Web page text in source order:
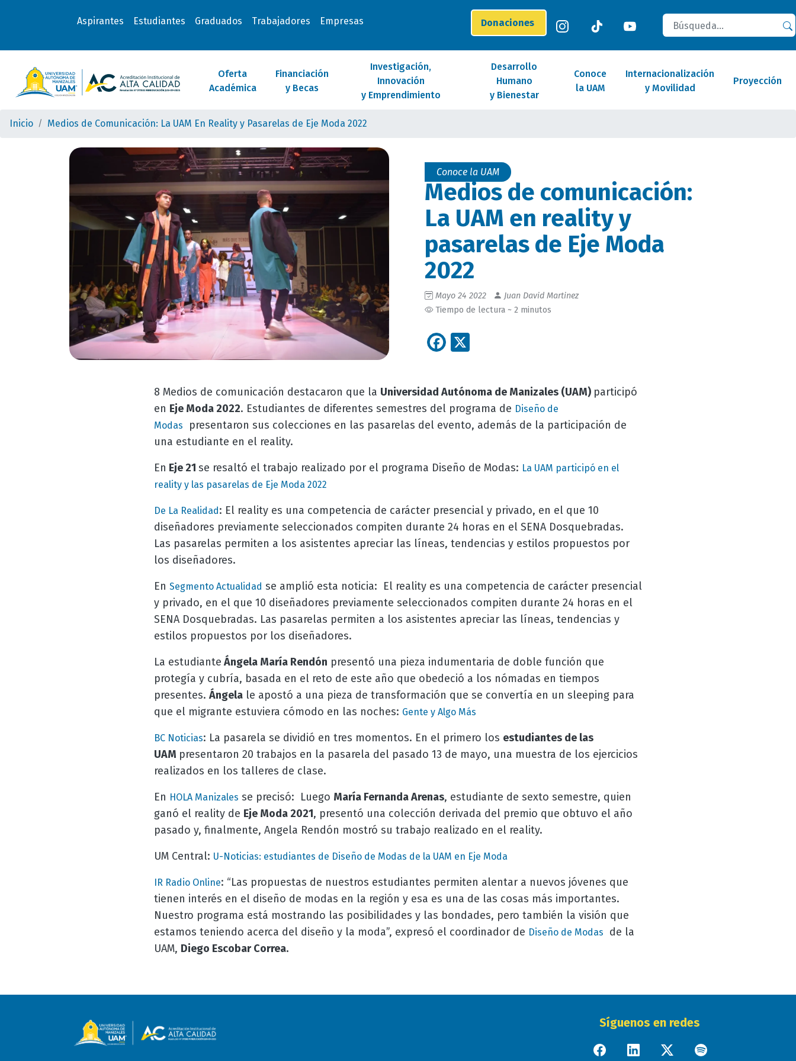
Aspirantes Estudiantes Graduados Trabajadores Empresas Donaciones
Buscar
Oferta
Académica
Financiación
y Becas
Investigación,
Innovación
y Emprendimiento
Desarrollo
Humano
y Bienestar
Conoce
la UAM
Internacionalización
y Movilidad
Proyección
Inicio Medios de Comunicación: La UAM En Reality y Pasarelas de Eje Moda 2022
Conoce la UAM
Medios de comunicación:
La UAM en reality y
pasarelas de Eje Moda
2022
Mayo 24 2022
Juan David Martinez
Tiempo de lectura ~ 2 minutos
Facebook
8 Medios de comunicación destacaron que la Universidad Autónoma de Manizales (UAM) participó
en Eje Moda 2022. Estudiantes de diferentes semestres del programa de Diseño de
Modas
presentaron sus colecciones en las pasarelas del evento, además de la participación de
una estudiante en el reality.
En Eje 21 se resaltó el trabajo realizado por el programa Diseño de Modas: La UAM participó en el
reality y las pasarelas de Eje Moda 2022
De La Realidad: El reality es una competencia de carácter presencial y privado, en el que 10
diseñadores previamente seleccionados compiten durante 24 horas en el SENA Dosquebradas.
Las pasarelas permiten a los asistentes apreciar las líneas, tendencias y estilos propuestos por
los diseñadores.
En Segmento Actualidad se amplió esta noticia: El reality es una competencia de carácter presencial
y privado, en el que 10 diseñadores previamente seleccionados compiten durante 24 horas en el
SENA Dosquebradas. Las pasarelas permiten a los asistentes apreciar las líneas, tendencias y
estilos propuestos por los diseñadores.
La estudiante Ángela María Rendón presentó una pieza indumentaria de doble función que
protegía y cubría, basada en el reto de este año que obedeció a los nómadas en tiempos
presentes. Ángelale apostó a una pieza de transformación que se convertía en un sleeping para
que el migrante estuviera cómodo en las noches: Gente y Algo Más
BC Noticias: La pasarela se dividió en tres momentos. En el primero los estudiantes de las
UAM presentaron 20 trabajos en la pasarela del pasado 13 de mayo, una muestra de los ejercicios
realizados en los talleres de clase.
En HOLA Manizales se precisó: Luego María Fernanda Arenas, estudiante de sexto semestre, quien
ganó el reality de Eje Moda 2021, presentó una colección derivada del premio que obtuvo el año
pasado y, finalmente, Angela Rendón mostró su trabajo realizado en el reality.
UM Central: U-Noticias: estudiantes de Diseño de Modas de la UAM en Eje Moda
IR Radio Online: “Las propuestas de nuestros estudiantes permiten alentar a nuevos jóvenes que
tienen interés en el diseño de modas en la región y esa es una de las cosas más importantes.
Nuestro programa está mostrando las posibilidades y las bondades, pero también la visión que
estamos teniendo acerca del diseño y la moda”, expresó el coordinador de Diseño de Modas
de la
UAM, Diego Escobar Correa.
Síguenos en redes